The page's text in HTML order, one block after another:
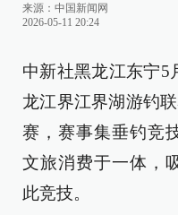
来源： 中国新闻网
2026-05-11 20:24
中新社黑龙江东宁5
龙江界江界湖游钓
赛，赛事集垂钓竞
文旅消费于一体，
此竞技。